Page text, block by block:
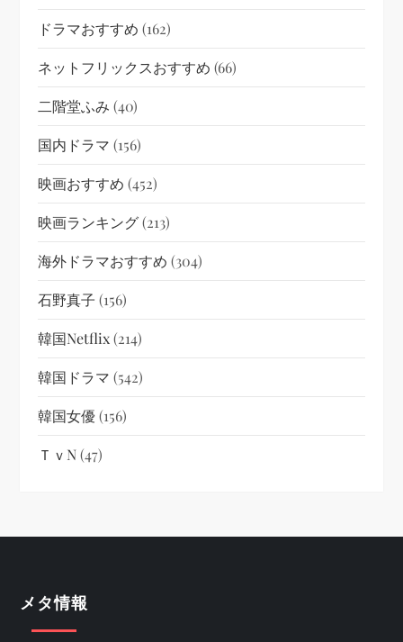
ドラマおすすめ (162)
ネットフリックスおすすめ (66)
二階堂ふみ (40)
国内ドラマ (156)
映画おすすめ (452)
映画ランキング(213)
海外ドラマおすすめ (304)
石野真子 (156)
韓国netflix(214)
韓国ドラマ (542)
韓国女優(156)
ＴｖN(47)
メタ情報